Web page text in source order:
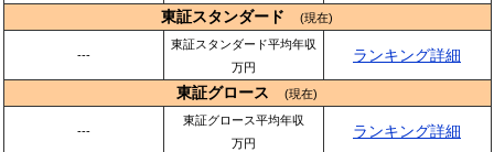
東証スタンダード (現在)
---
東証スタンダード平均年収
万円
ランキング詳細
東証グロース (現在)
---
東証グロース平均年収
万円
ランキング詳細